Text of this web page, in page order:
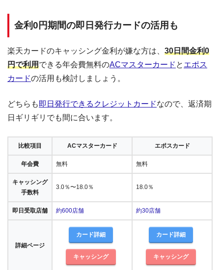
金利0円期間の即日発行カードの活用も
楽天カードのキャッシング金利が嫌な方は、 30日間金利0
円で利用できる年会費無料のACマスターカード と エポス
カードの活用も検討しましょう。
どちらも 即日発行できるクレジットカードなので、返済期
日ギリギリでも間に合います。
比較項目 ACマスターカード エポスカード
年会費 無料 無料
キャッシング
手数料
3.0％〜18.0％ 18.0％
即日受取店舗 約600店舗 約30店舗
詳細ページ
カード詳細
キャッシング
カード詳細
キャッシング